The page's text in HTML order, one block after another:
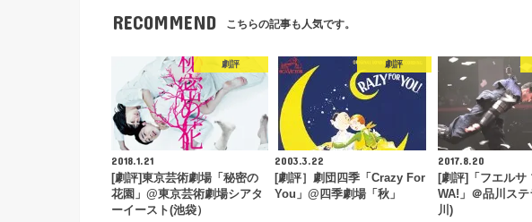
RECOMMEND こちらの記事も人気です。
劇評
2018.1.21
[劇評]東京芸術劇場「秘密の
花園」@東京芸術劇場シアタ
ーイースト(池袋）
劇評
2003.3.22
[劇評］劇団四季「Crazy For
You」@四季劇場「秋」
2017.8.20
[劇評]「フエルサ
WA!」＠品川ス
川)